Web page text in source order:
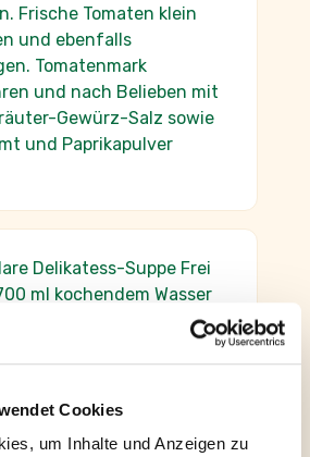
Cookies
um Inhalte und Anzeigen zu
Frische Tomaten klein
und ebenfalls
Tomatenmark
und nach Belieben mit
Gewürz-Salz sowie
und Paprikapulver
Delikatess-Suppe Frei
ml kochendem Wasser
und damit das Fleisch